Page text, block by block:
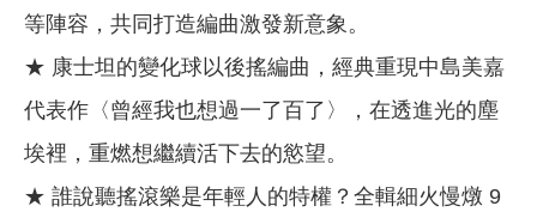
等陣容，共同打造編曲激發新意象。
★ 康士坦的變化球以後搖編曲，經典重現中島美嘉
代表作〈曾經我也想過一了百了〉，在透進光的塵
埃裡，重燃想繼續活下去的慾望。
★ 誰說聽搖滾樂是年輕人的特權？全輯細火慢燉 9